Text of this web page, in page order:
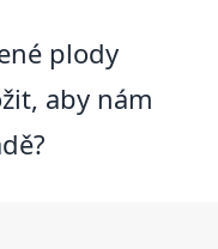
plody
aby nám